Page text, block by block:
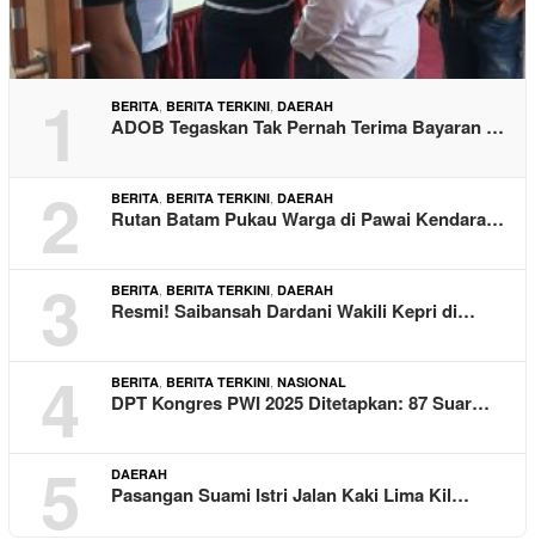
1 BERITA BERITA TERKINI DAERAH
ADOB Tegaskan Tak Pernah Terima Bayaran …
2 BERITA BERITA TERKINI DAERAH
Rutan Batam Pukau Warga di Pawai Kendara…
3 BERITA BERITA TERKINI DAERAH
Resmi! Saibansah Dardani Wakili Kepri di…
4 BERITA BERITA TERKINI NASIONAL
DPT Kongres PWI 2025 Ditetapkan: 87 Suar…
5 DAERAH
Pasangan Suami Istri Jalan Kaki Lima Kil…